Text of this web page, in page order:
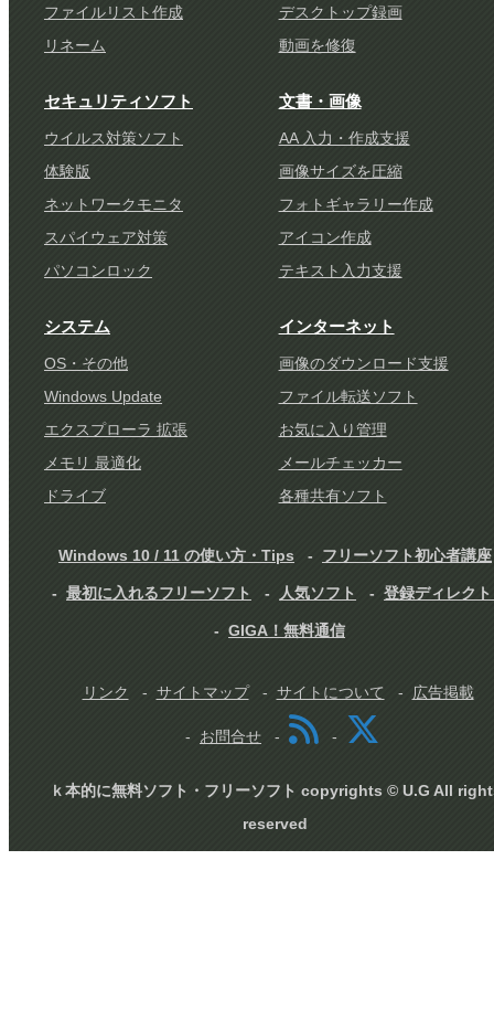
ファイルリスト作成
リネーム
デスクトップ録画
動画を修復
セキュリティソフト
ウイルス対策ソフト
体験版
ネットワークモニタ
スパイウェア対策
パソコンロック
文書・画像
AA 入力・作成支援
画像サイズを圧縮
フォトギャラリー作成
アイコン作成
テキスト入力支援
システム
OS・その他
Windows Update
エクスプローラ 拡張
メモリ 最適化
ドライブ
インターネット
画像のダウンロード支援
ファイル転送ソフト
お気に入り管理
メールチェッカー
各種共有ソフト
Windows 10 / 11 の使い方・Tips フリーソフト初心者講座
最初に入れるフリーソフト 人気ソフト 登録ディレク
GIGA！無料通信
リンク サイトマップ サイトについて 広告掲載
お問合せ
ｋ本的に無料ソフト・フリーソフト copyrights © U.G All
reserved